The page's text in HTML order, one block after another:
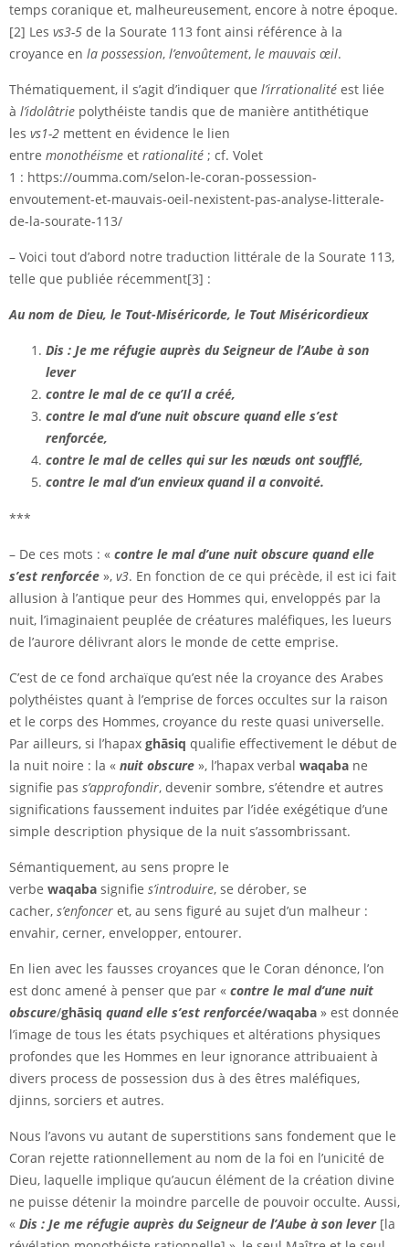
temps coranique et, malheureusement, encore à notre époque.
[2] Les vs3-5 de la Sourate 113 font ainsi référence à la
croyance en la possession, l’envoûtement, le mauvais œil.
Thématiquement, il s’agit d’indiquer que l’irrationalité est liée
à l’idolâtrie polythéiste tandis que de manière antithétique
les vs1-2 mettent en évidence le lien
entre monothéisme et rationalité ; cf. Volet
1 : https://oumma.com/selon-le-coran-possession-
envoutement-et-mauvais-oeil-nexistent-pas-analyse-litterale-
de-la-sourate-113/
– Voici tout d’abord notre traduction littérale de la Sourate 113,
telle que publiée récemment[3] :
Au nom de Dieu, le Tout-Miséricorde, le Tout Miséricordieux
Dis : Je me réfugie auprès du Seigneur de l’Aube à son
lever
contre le mal de ce qu’Il a créé,
contre le mal d’une nuit obscure quand elle s’est
renforcée,
contre le mal de celles qui sur les nœuds ont soufflé,
contre le mal d’un envieux quand il a convoité.
***
– De ces mots : « contre le mal d’une nuit obscure quand elle
s’est renforcée », v3. En fonction de ce qui précède, il est ici fait
allusion à l’antique peur des Hommes qui, enveloppés par la
nuit, l’imaginaient peuplée de créatures maléfiques, les lueurs
de l’aurore délivrant alors le monde de cette emprise.
C’est de ce fond archaïque qu’est née la croyance des Arabes
polythéistes quant à l’emprise de forces occultes sur la raison
et le corps des Hommes, croyance du reste quasi universelle.
Par ailleurs, si l’hapax ghāsiq qualifie effectivement le début de
la nuit noire : la « nuit obscure », l’hapax verbal waqaba ne
signifie pas s’approfondir, devenir sombre, s’étendre et autres
significations faussement induites par l’idée exégétique d’une
simple description physique de la nuit s’assombrissant.
Sémantiquement, au sens propre le
verbe waqaba signifie s’introduire, se dérober, se
cacher, s’enfoncer et, au sens figuré au sujet d’un malheur :
envahir, cerner, envelopper, entourer.
En lien avec les fausses croyances que le Coran dénonce, l’on
est donc amené à penser que par « contre le mal d’une nuit
obscure/ghāsiq quand elle s’est renforcée/waqaba » est donnée
l’image de tous les états psychiques et altérations physiques
profondes que les Hommes en leur ignorance attribuaient à
divers process de possession dus à des êtres maléfiques,
djinns, sorciers et autres.
Nous l’avons vu autant de superstitions sans fondement que le
Coran rejette rationnellement au nom de la foi en l’unicité de
Dieu, laquelle implique qu’aucun élément de la création divine
ne puisse détenir la moindre parcelle de pouvoir occulte. Aussi,
« Dis : Je me réfugie auprès du Seigneur de l’Aube à son lever[la